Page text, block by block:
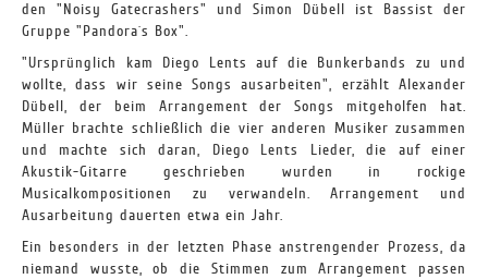
den "Noisy Gatecrashers" und Simon Dübell ist Bassist der
Gruppe "Pandora´s Box".
"Ursprünglich kam Diego Lents auf die Bunkerbands zu und
wollte, dass wir seine Songs ausarbeiten", erzählt Alexander
Dübell, der beim Arrangement der Songs mitgeholfen hat.
Müller brachte schließlich die vier anderen Musiker zusammen
und machte sich daran, Diego Lents Lieder, die auf einer
Akustik-Gitarre geschrieben wurden in rockige
Musicalkompositionen zu verwandeln. Arrangement und
Ausarbeitung dauerten etwa ein Jahr.
Ein besonders in der letzten Phase anstrengender Prozess, da
niemand wusste, ob die Stimmen zum Arrangement passen